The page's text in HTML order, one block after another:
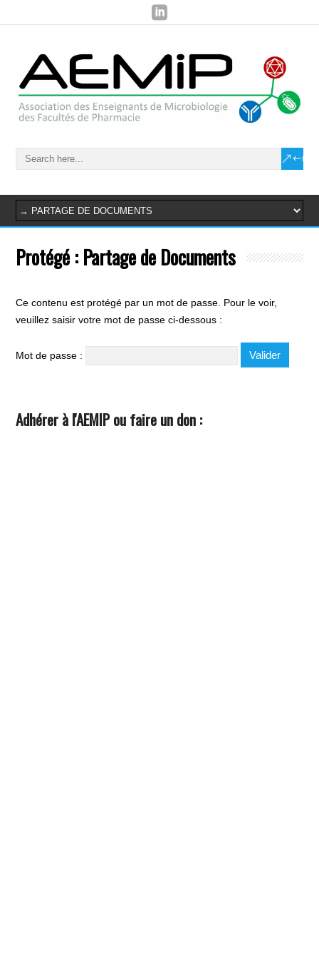
Protégé : Partage de Documents
Ce contenu est protégé par un mot de passe. Pour le voir,
veuillez saisir votre mot de passe ci-dessous :
Mot de passe :
Adhérer à l'AEMIP ou faire un don :